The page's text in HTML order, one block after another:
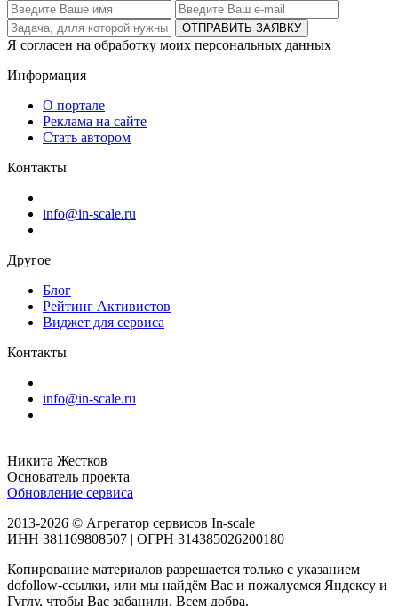
ОТПРАВИТЬ ЗАЯВКУ
Я согласен на обработку моих персональных данных
Информация
О портале
Реклама на сайте
Стать автором
Контакты
info@in-scale.ru
Другое
Блог
Рейтинг Активистов
Виджет для сервиса
Контакты
info@in-scale.ru
Никита Жестков
Основатель проекта
Обновление сервиса
2013-2026 © Агрегатор сервисов In-scale
ИНН 381169808507 | ОГРН 314385026200180
Копирование материалов разрешается только с указанием
dofollow-ссылки, или мы найдём Вас и пожалуемся Яндексу и
Гуглу, чтобы Вас забанили. Всем добра.